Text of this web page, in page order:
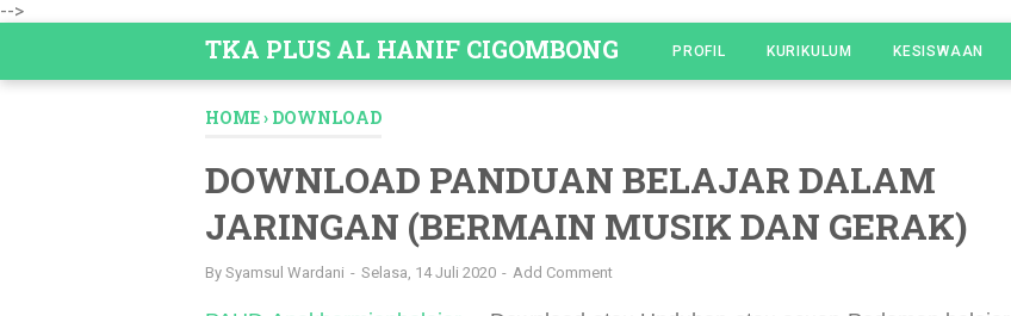
-->
TKA PLUS AL HANIF CIGOMBONG PROFIL KURIKULUM KESISWAAN
HOME› DOWNLOAD
DOWNLOAD PANDUAN BELAJAR DALAM
JARINGAN (BERMAIN MUSIK DAN GERAK)
By Syamsul Wardani Selasa, 14 Juli 2020 Add Comment